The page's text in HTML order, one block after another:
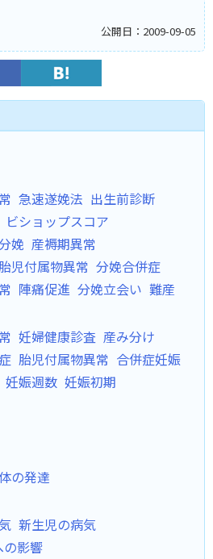
公開日：2009-09-05
急速遂娩法 出生前診断
ビショップスコア
娩 産褥期異常
児付属物異常 分娩合併症
陣痛促進 分娩立会い 難産
妊婦健康診査 産み分け
胎児付属物異常 合併症妊娠
妊娠週数 妊娠初期
の発達
新生児の病気
の影響